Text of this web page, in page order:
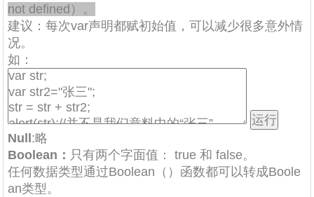
not defined）。
建议：每次var声明都赋初始值，可以减少很多意外情
况。
如：
Null :略
Boolean： 只有两个字面值： true 和 false。
任何数据类型通过Boolean（）函数都可以转成Boole
an类型。